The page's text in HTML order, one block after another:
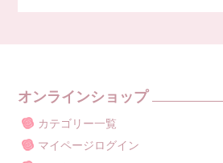
オンラインショップ
カテゴリー一覧
マイページログイン